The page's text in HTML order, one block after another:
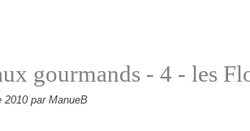
gourmands - 4 - les
2010 par ManueB